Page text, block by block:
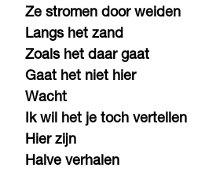
Ze stromen door weiden
Langs het zand
Zoals het daar gaat
Gaat het niet hier
Wacht
Ik wil het je toch vertellen
Hier zijn
Halve verhalen